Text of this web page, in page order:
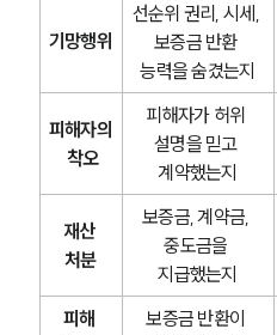
기망행위
선순위 권리, 시세,
보증금 반환
능력을 숨겼는지
피해자의
착오
피해자가 허위
설명을 믿고
계약했는지
재산
처분
보증금, 계약금,
중도금을
지급했는지
피해
보증금 반환이